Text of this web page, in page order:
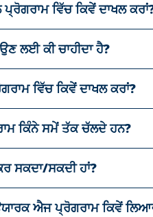
ਵਿੱਚ ਕਿਵੇਂ ਦਾਖਲ
ਲਈ ਕੀ ਚਾਹੀਦਾ ਹੈ?
ਵਿੱਚ ਕਿਵੇਂ ਦਾਖਲ ਕਰਾਂ?
ਕਿੰਨੇ ਸਮੇਂ ਤੱਕ ਚੱਲਦੇ ਹਨ?
ਸਕਦਾ/ਸਕਦੀ ਹਾਂ?
ਐਜ ਪ੍ਰੋਗਰਾਮ ਕਿਵੇਂ